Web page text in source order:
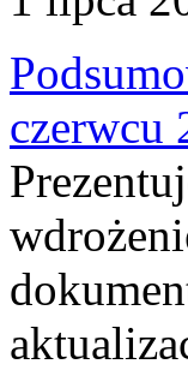
czerwcu